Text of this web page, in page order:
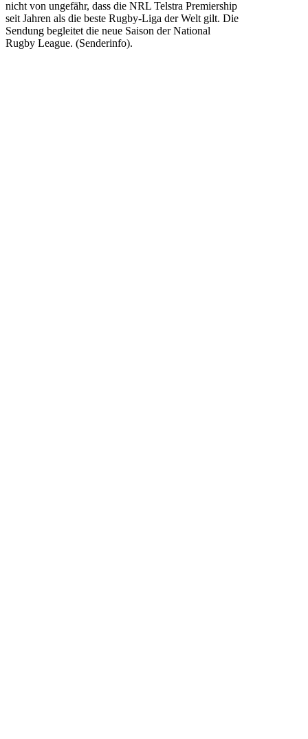
nicht von ungefähr, dass die NRL Telstra Premiership
seit Jahren als die beste Rugby-Liga der Welt gilt. Die
Sendung begleitet die neue Saison der National
Rugby League. (Senderinfo).